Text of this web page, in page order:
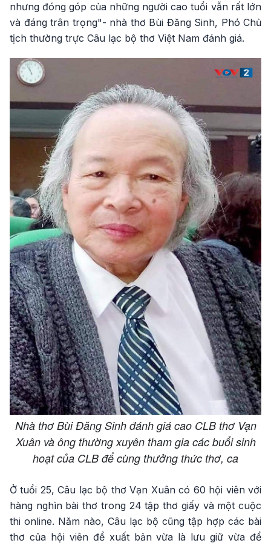
nhưng đóng góp của những người cao tuổi vẫn rất lớn
và đáng trân trọng"- nhà thơ Bùi Đăng Sinh, Phó Chủ
tịch thường trực Câu lạc bộ thơ Việt Nam đánh giá.
Nhà thơ Bùi Đăng Sinh đánh giá cao CLB thơ Vạn
Xuân và ông thường xuyên tham gia các buổi sinh
hoạt của CLB để cùng thưởng thức thơ, ca
Ở tuổi 25, Câu lạc bộ thơ Vạn Xuân có 60 hội viên với
hàng nghìn bài thơ trong 24 tập thơ giấy và một cuộc
thi online. Năm nào, Câu lạc bộ cũng tập hợp các bài
thơ của hội viên để xuất bản vừa là lưu giữ vừa để